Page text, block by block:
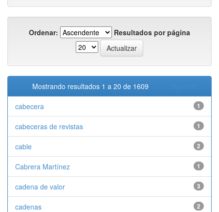
Ordenar: Resultados por página
Mostrando resultados 1 a 20 de 1609
cabecera 1
cabeceras de revistas 1
cable 2
Cabrera Martínez 1
cadena de valor 3
cadenas 2